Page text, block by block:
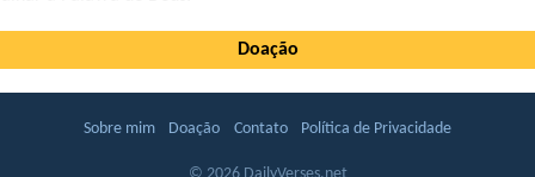
Doação
Sobre mim Doação Contato Política de Privacidade